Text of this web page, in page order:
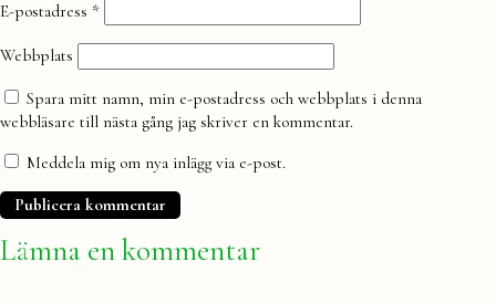
E-postadress *
Webbplats
Spara mitt namn, min e-postadress och webbplats i denna
webbläsare till nästa gång jag skriver en kommentar.
Meddela mig om nya inlägg via e-post.
Lämna en kommentar